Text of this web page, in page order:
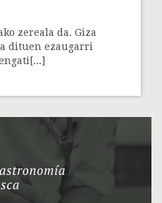
zereala da. Giza
dituen ezaugarri